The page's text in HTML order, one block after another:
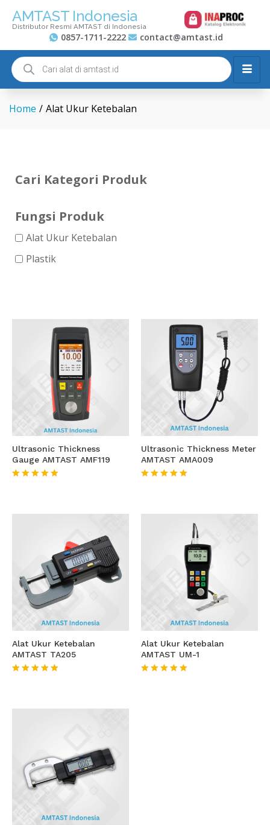
AMTAST Indonesia
Distributor Resmi AMTAST di Indonesia
0857-1711-2222 contact@amtast.id
Home / Alat Ukur Ketebalan
Cari Kategori Produk
Fungsi Produk
Alat Ukur Ketebalan
Plastik
Ultrasonic Thickness
Gauge AMTAST AMF119
Ultrasonic Thickness Meter
AMTAST AMA009
Alat Ukur Ketebalan
AMTAST TA205
Alat Ukur Ketebalan
AMTAST UM-1